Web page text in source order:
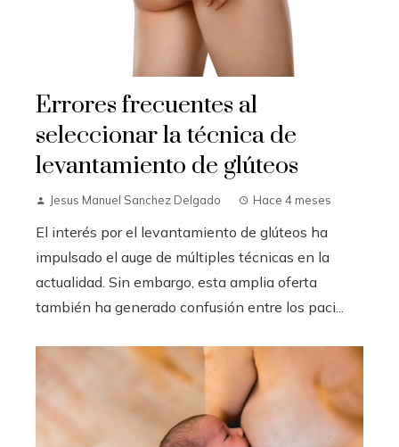
Errores frecuentes al
seleccionar la técnica de
levantamiento de glúteos
Jesus Manuel Sanchez Delgado Hace 4 meses
El interés por el levantamiento de glúteos ha
impulsado el auge de múltiples técnicas en la
actualidad. Sin embargo, esta amplia oferta
también ha generado confusión entre los paci...